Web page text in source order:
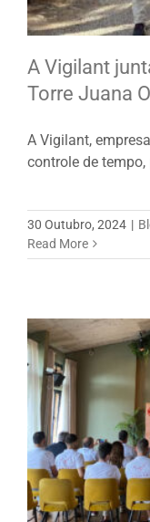
A Vigilant
Torre Juana
A Vigilant,
controle de tempo,
30 Outubro, 2024 |
Read More